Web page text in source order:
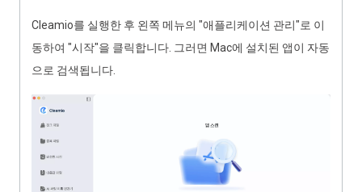
Cleamio를 실행한 후 왼쪽 메뉴의 "애플리케이션 관리"로 이
동하여 "시작"을 클릭합니다. 그러면 Mac에 설치된 앱이 자동
으로 검색됩니다.